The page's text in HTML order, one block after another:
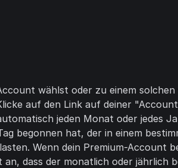
wählst oder zu einem solchen
auf den Link auf deiner
jeden Monat oder jedes
begonnen hat, der in einem
Wenn dein Premium-Account
dass der monatlich oder jährlich